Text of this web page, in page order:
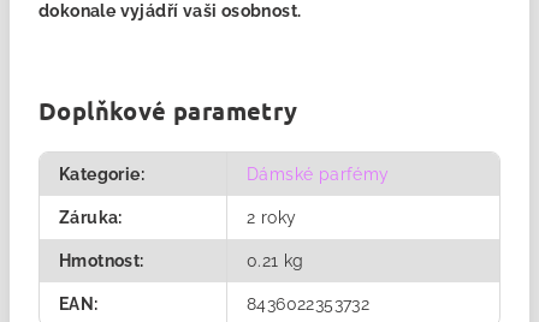
dokonale vyjádří vaši osobnost.
Doplňkové parametry
Kategorie: Dámské parfémy
Záruka: 2 roky
Hmotnost: 0.21 kg
EAN : 8436022353732